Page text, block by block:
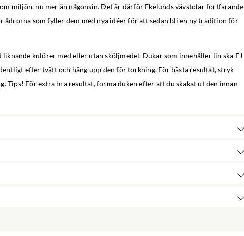
miljön, nu mer än någonsin. Det är därför Ekelunds vävstolar fortfarande
ådrorna som fyller dem med nya idéer för att sedan bli en ny tradition för
liknande kulörer med eller utan sköljmedel. Dukar som innehåller lin ska EJ
efter tvätt och häng upp den för torkning. För bästa resultat, stryk
Tips! För extra bra resultat, forma duken efter att du skakat ut den innan